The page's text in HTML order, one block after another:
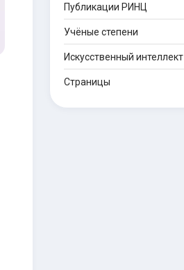
Публикации РИНЦ
Учёные степени
Искусственный интеллект
Страницы